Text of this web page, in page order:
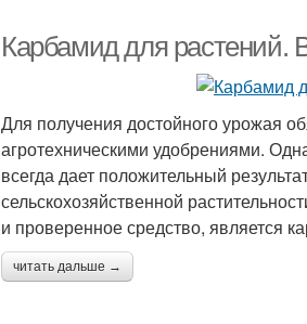
Карбамид для растений.
Для получения достойного урожая
агротехническими удобрениями.
всегда дает положительный
сельскохозяйственной
и проверенное средство, является
читать дальше →